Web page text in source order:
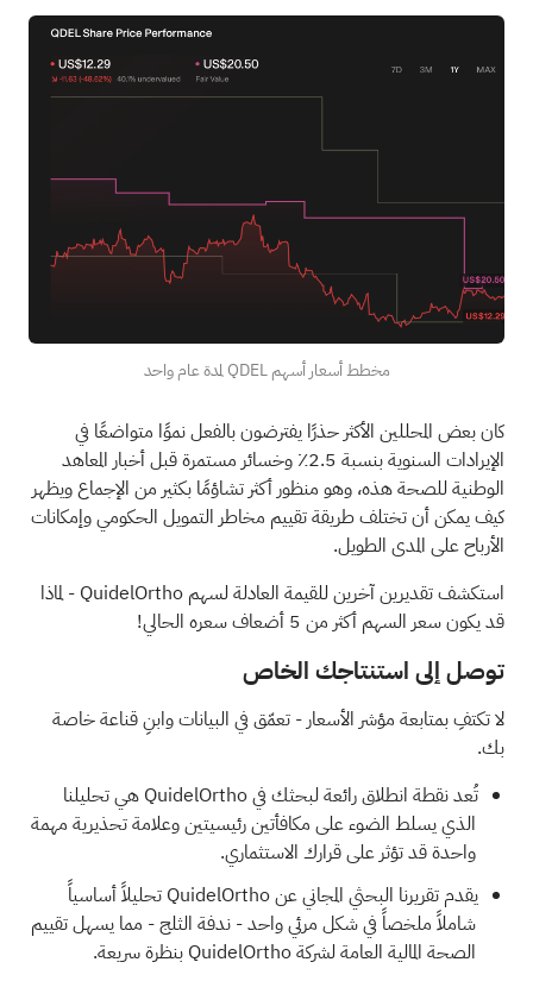
مخطط أسعار أسهم QDEL لمدة عام واحد
كان بعض المحللين الأكثر حذرًا يفترضون بالفعل نموًا متواضعًا في
الإيرادات السنوية بنسبة 2.5٪ وخسائر مستمرة قبل أخبار المعاهد
الوطنية للصحة هذه، وهو منظور أكثر تشاؤمًا بكثير من الإجماع ويظهر
كيف يمكن أن تختلف طريقة تقييم مخاطر التمويل الحكومي وإمكانات
الأرباح على المدى الطويل.
استكشف تقديرين آخرين للقيمة العادلة لسهم QuidelOrtho
- لماذا
قد يكون سعر السهم أكثر من 5 أضعاف سعره الحالي!
توصل إلى استنتاجك الخاص
لا تكتفِ بمتابعة مؤشر الأسعار - تعمّق في البيانات وابنِ قناعة خاصة
بك.
تُعد نقطة انطلاق رائعة لبحثك في QuidelOrtho هي تحليلنا
الذي يسلط الضوء على مكافأتين رئيسيتين وعلامة تحذيرية مهمة
واحدةقد تؤثر على قرارك الاستثماري.
يقدم تقريرنا البحثي المجاني عن QuidelOrtho
تحليلاً أساسياً
شاملاً ملخصاً في شكل مرئي واحد - ندفة الثلج - مما يسهل تقييم
الصحة المالية العامة لشركة QuidelOrtho بنظرة سريعة.